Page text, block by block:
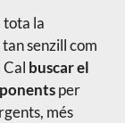
tota la
senzill com
Cal buscar el
per
més